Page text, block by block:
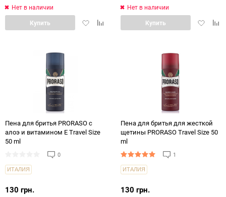
Нет в наличии
ДобавитьДобавить
Купить
Нет в наличии
Купить
Пена для бритья PRORASO с
алоэ и витамином Е Travel Size
50 ml
0
ИТАЛИЯ
130 грн.
Пена для бритья для жесткой
щетины PRORASO Travel Size 50
ml
1
ИТАЛИЯ
130 грн.